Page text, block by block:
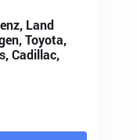
Land
Toyota,
Cadillac,